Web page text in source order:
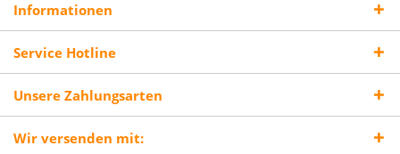
Informationen
Service Hotline
Unsere Zahlungsarten
Wir versenden mit: